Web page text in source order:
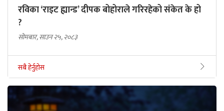
रविका ‘राइट ह्यान्ड’ दीपक बोहोराले गरिरहेको संकेत के हो
?
सोमबार, साउन २५, २०८३
सबै हेर्नुहोस